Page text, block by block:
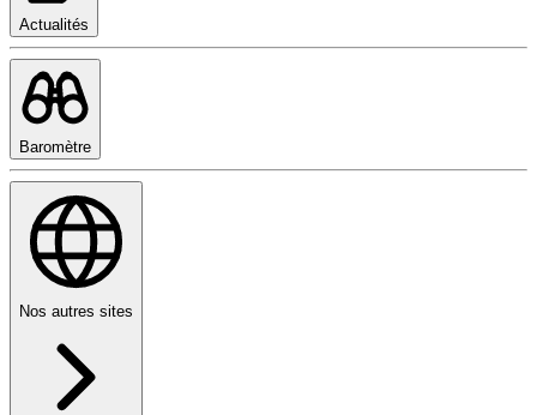
Actualités
Baromètre
Nos autres sites